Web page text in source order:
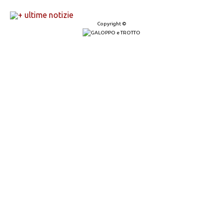
+ ultime notizie
Copyright ©